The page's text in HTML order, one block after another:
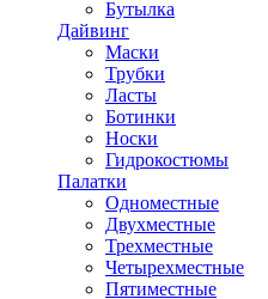
Бутылка
Дайвинг
Маски
Трубки
Ласты
Ботинки
Носки
Гидрокостюмы
Палатки
Одноместные
Двухместные
Трехместные
Четырехместные
Пятиместные